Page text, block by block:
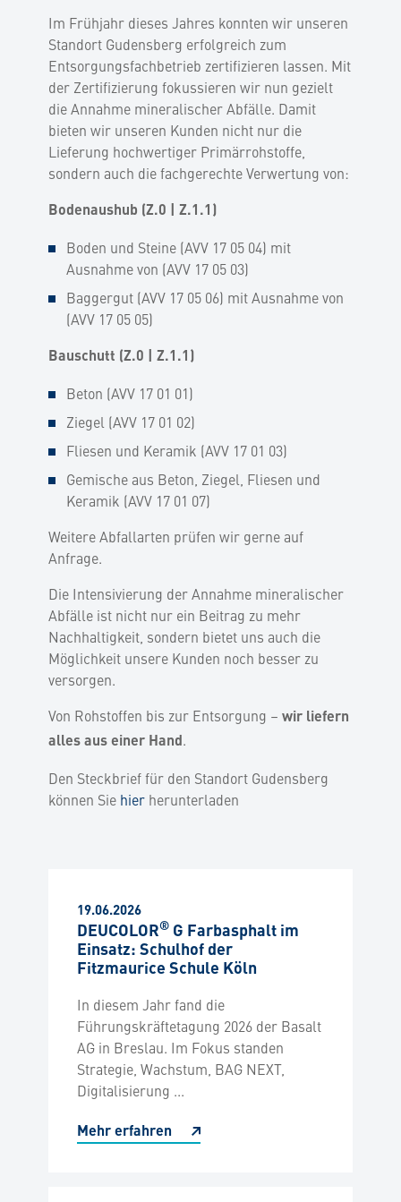
Im Frühjahr dieses Jahres konnten wir unseren
Standort Gudensberg erfolgreich zum
Entsorgungsfachbetrieb zertifizieren lassen. Mit
der Zertifizierung fokussieren wir nun gezielt
die Annahme mineralischer Abfälle. Damit
bieten wir unseren Kunden nicht nur die
Lieferung hochwertiger Primärrohstoffe,
sondern auch die fachgerechte Verwertung von:
Bodenaushub (Z.0 | Z.1.1)
Boden und Steine (AVV 17 05 04) mit
Ausnahme von (AVV 17 05 03)
Baggergut (AVV 17 05 06) mit Ausnahme von
(AVV 17 05 05)
Bauschutt (Z.0 | Z.1.1)
Beton (AVV 17 01 01)
Ziegel (AVV 17 01 02)
Fliesen und Keramik (AVV 17 01 03)
Gemische aus Beton, Ziegel, Fliesen und
Keramik (AVV 17 01 07)
Weitere Abfallarten prüfen wir gerne auf
Anfrage.
Die Intensivierung der Annahme mineralischer
Abfälle ist nicht nur ein Beitrag zu mehr
Nachhaltigkeit, sondern bietet uns auch die
Möglichkeit unsere Kunden noch besser zu
versorgen.
Von Rohstoffen bis zur Entsorgung – wir liefern
alles aus einer Hand .
Den Steckbrief für den Standort Gudensberg
können Sie hier herunterladen
19.06.2026
DEUCOLOR® G Farbasphalt im
Einsatz: Schulhof der
Fitzmaurice Schule Köln
In diesem Jahr fand die
Führungskräftetagung 2026 der Basalt
AG in Breslau. Im Fokus standen
Strategie, Wachstum, BAG NEXT,
Digitalisierung ...
Mehr erfahren